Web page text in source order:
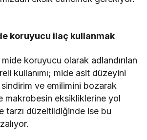
koruyucu ilaç kullanmak
mide koruyucu olarak adlandırılan
kullanımı; mide asit düzeyini
sindirim ve emilimini bozarak
makrobesin eksikliklerine yol
tarzı düzeltildiğinde ise bu